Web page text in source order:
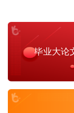
毕业大论